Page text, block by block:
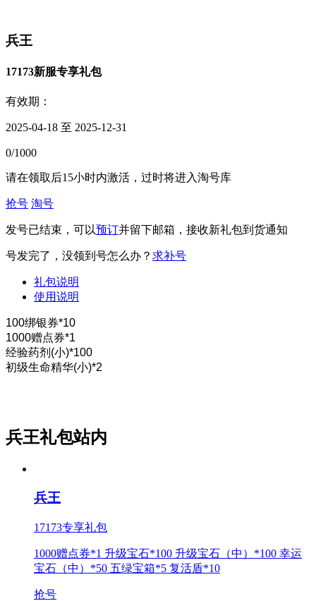
兵王
17173新服专享礼包
有效期：
2025-04-18 至 2025-12-31
0/1000
请在领取后15小时内激活，过时将进入淘号库
抢号 淘号
发号已结束，可以预订并留下邮箱，接收新礼包到货通知
号发完了，没领到号怎么办？ 求补号
礼包说明
使用说明
100绑银券*10
1000赠点券*1
经验药剂(小)*100
初级生命精华(小)*2
兵王礼包站内
兵王
17173专享礼包
1000赠点券*1 升级宝石*100 升级宝石（中）*100 幸运
宝石（中）*50 五绿宝箱*5 复活盾*10
抢号